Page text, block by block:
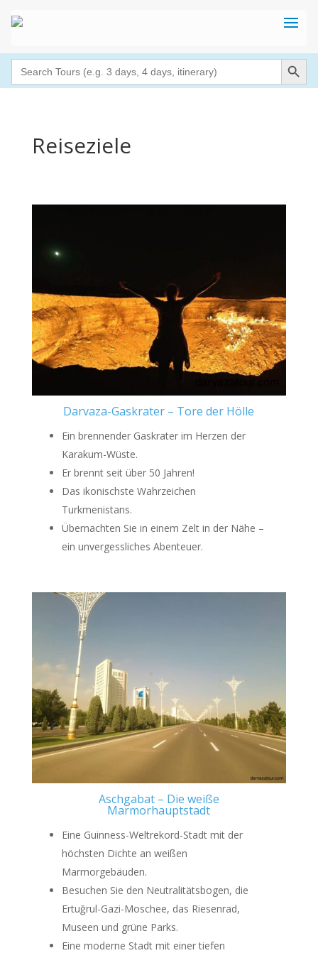
Search
for:
Search Button
Reiseziele
Darvaza-Gaskrater – Tore der Hölle
Ein brennender Gaskrater im Herzen der
Karakum-Wüste.
Er brennt seit über 50 Jahren!
Das ikonischste Wahrzeichen
Turkmenistans.
Übernachten Sie in einem Zelt in der Nähe –
ein unvergessliches Abenteuer.
Aschgabat – Die weiße
Marmorhauptstadt
Eine Guinness-Weltrekord-Stadt mit der
höchsten Dichte an weißen
Marmorgebäuden.
Besuchen Sie den Neutralitätsbogen, die
Ertuğrul-Gazi-Moschee, das Riesenrad,
Museen und grüne Parks.
Eine moderne Stadt mit einer tiefen